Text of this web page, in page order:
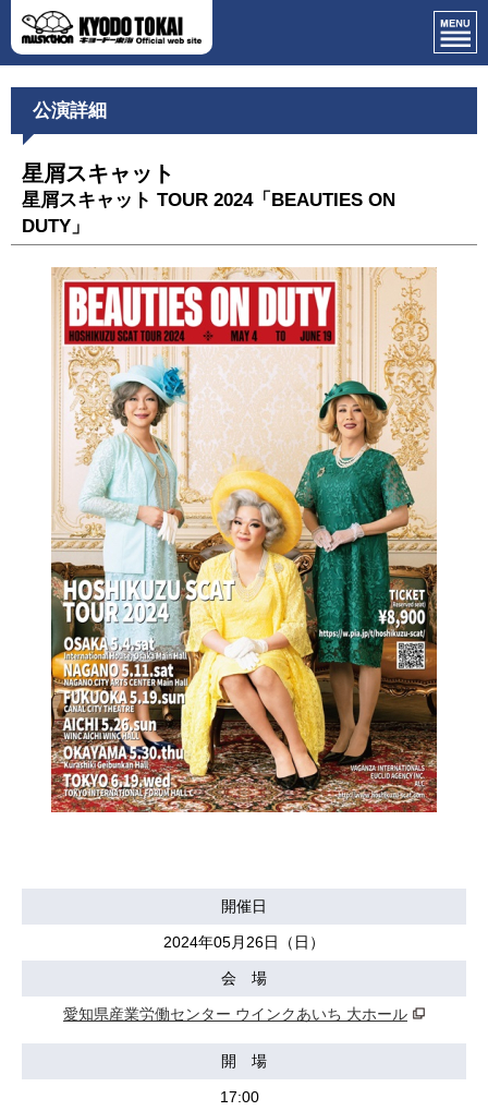
公演詳細
星屑スキャット
星屑スキャット TOUR 2024「BEAUTIES ON
DUTY」
開催日
2024年05月26日（日）
会 場
愛知県産業労働センター ウインクあいち 大ホール
開 場
17:00